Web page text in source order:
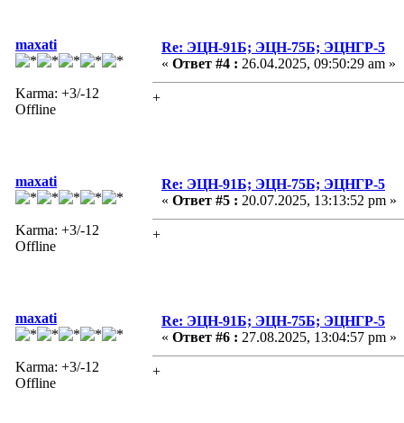
maxati
Karma: +3/-12
Offline
Re: ЭЦН-91Б; ЭЦН-75Б; ЭЦНГР-5
« Ответ #4 : 26.04.2025, 09:50:29 am »
+
maxati
Karma: +3/-12
Offline
Re: ЭЦН-91Б; ЭЦН-75Б; ЭЦНГР-5
« Ответ #5 : 20.07.2025, 13:13:52 pm »
+
maxati
Karma: +3/-12
Offline
Re: ЭЦН-91Б; ЭЦН-75Б; ЭЦНГР-5
« Ответ #6 : 27.08.2025, 13:04:57 pm »
+